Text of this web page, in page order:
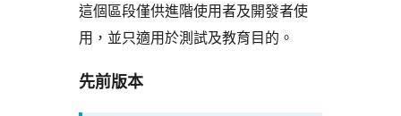
這個區段僅供進階使用者及開發者使
用，並只適用於測試及教育目的。
先前版本